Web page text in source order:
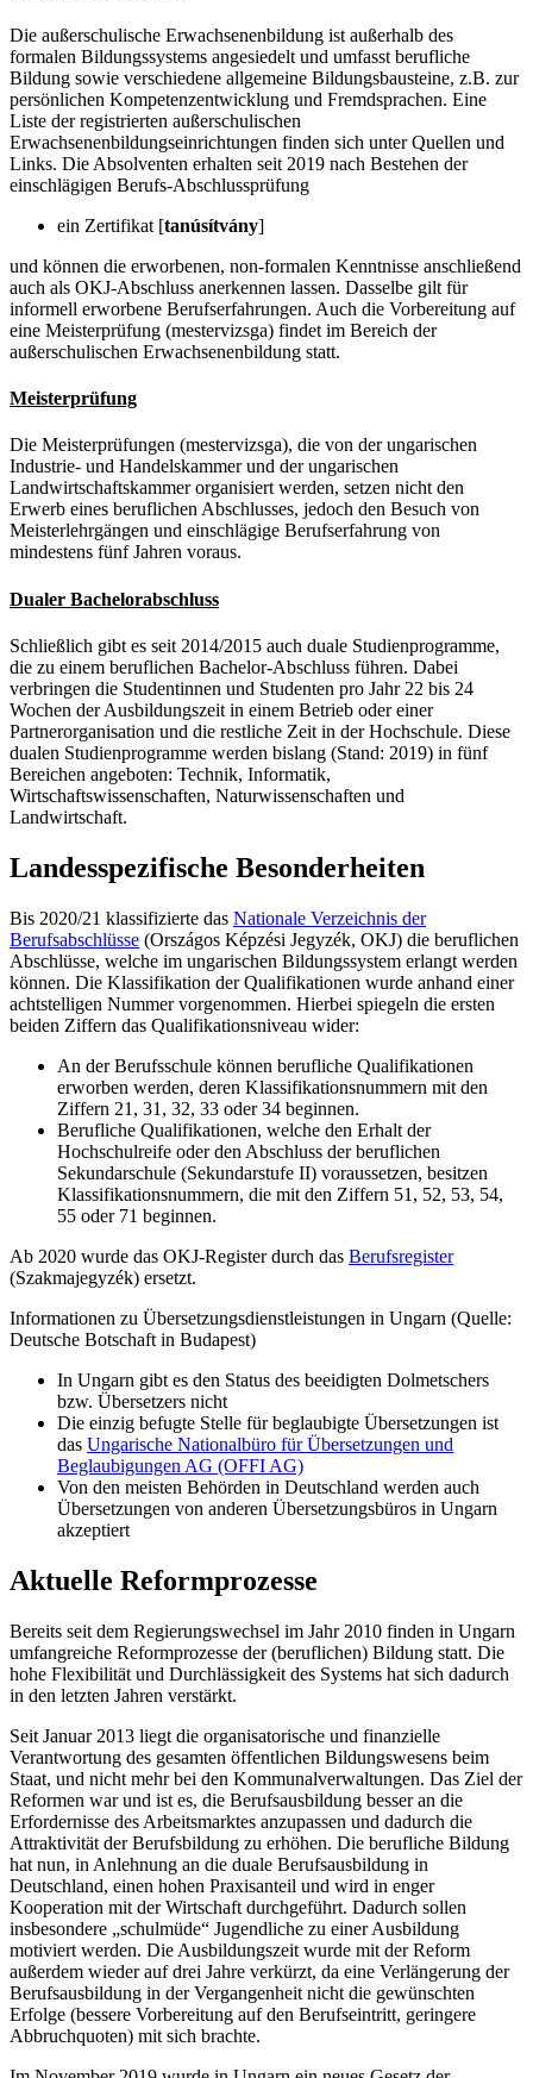
Die außerschulische Erwachsenenbildung ist außerhalb des
formalen Bildungssystems angesiedelt und umfasst berufliche
Bildung sowie verschiedene allgemeine Bildungsbausteine, z.B. zur
persönlichen Kompetenzentwicklung und Fremdsprachen. Eine
Liste der registrierten außerschulischen
Erwachsenenbildungseinrichtungen finden sich unter Quellen und
Links. Die Absolventen erhalten seit 2019 nach Bestehen der
einschlägigen Berufs-Abschlussprüfung
ein Zertifikat [tanúsítvány]
und können die erworbenen, non-formalen Kenntnisse anschließend
auch als OKJ-Abschluss anerkennen lassen. Dasselbe gilt für
informell erworbene Berufserfahrungen. Auch die Vorbereitung auf
eine Meisterprüfung (mestervizsga) findet im Bereich der
außerschulischen Erwachsenenbildung statt.
Meisterprüfung
Die Meisterprüfungen (mestervizsga), die von der ungarischen
Industrie- und Handelskammer und der ungarischen
Landwirtschaftskammer organisiert werden, setzen nicht den
Erwerb eines beruflichen Abschlusses, jedoch den Besuch von
Meisterlehrgängen und einschlägige Berufserfahrung von
mindestens fünf Jahren voraus.
Dualer Bachelorabschluss
Schließlich gibt es seit 2014/2015 auch duale Studienprogramme,
die zu einem beruflichen Bachelor-Abschluss führen. Dabei
verbringen die Studentinnen und Studenten pro Jahr 22 bis 24
Wochen der Ausbildungszeit in einem Betrieb oder einer
Partnerorganisation und die restliche Zeit in der Hochschule. Diese
dualen Studienprogramme werden bislang (Stand: 2019) in fünf
Bereichen angeboten: Technik, Informatik,
Wirtschaftswissenschaften, Naturwissenschaften und
Landwirtschaft.
Landesspezifische Besonderheiten
Bis 2020/21 klassifizierte das Nationale Verzeichnis der
Berufsabschlüsse (Országos Képzési Jegyzék, OKJ) die beruflichen
Abschlüsse, welche im ungarischen Bildungssystem erlangt werden
können. Die Klassifikation der Qualifikationen wurde anhand einer
achtstelligen Nummer vorgenommen. Hierbei spiegeln die ersten
beiden Ziffern das Qualifikationsniveau wider:
An der Berufsschule können berufliche Qualifikationen
erworben werden, deren Klassifikationsnummern mit den
Ziffern 21, 31, 32, 33 oder 34 beginnen.
Berufliche Qualifikationen, welche den Erhalt der
Hochschulreife oder den Abschluss der beruflichen
Sekundarschule (Sekundarstufe II) voraussetzen, besitzen
Klassifikationsnummern, die mit den Ziffern 51, 52, 53, 54,
55 oder 71 beginnen.
Ab 2020 wurde das OKJ-Register durch das Berufsregister
(Szakmajegyzék) ersetzt.
Informationen zu Übersetzungsdienstleistungen in Ungarn (Quelle:
Deutsche Botschaft in Budapest)
In Ungarn gibt es den Status des beeidigten Dolmetschers
bzw. Übersetzers nicht
Die einzig befugte Stelle für beglaubigte Übersetzungen ist
das Ungarische Nationalbüro für Übersetzungen und
Beglaubigungen AG (OFFI AG)
Von den meisten Behörden in Deutschland werden auch
Übersetzungen von anderen Übersetzungsbüros in Ungarn
akzeptiert
Aktuelle Reformprozesse
Bereits seit dem Regierungswechsel im Jahr 2010 finden in Ungarn
umfangreiche Reformprozesse der (beruflichen) Bildung statt. Die
hohe Flexibilität und Durchlässigkeit des Systems hat sich dadurch
in den letzten Jahren verstärkt.
Seit Januar 2013 liegt die organisatorische und finanzielle
Verantwortung des gesamten öffentlichen Bildungswesens beim
Staat, und nicht mehr bei den Kommunalverwaltungen. Das Ziel der
Reformen war und ist es, die Berufsausbildung besser an die
Erfordernisse des Arbeitsmarktes anzupassen und dadurch die
Attraktivität der Berufsbildung zu erhöhen. Die berufliche Bildung
hat nun, in Anlehnung an die duale Berufsausbildung in
Deutschland, einen hohen Praxisanteil und wird in enger
Kooperation mit der Wirtschaft durchgeführt. Dadurch sollen
insbesondere „schulmüde“ Jugendliche zu einer Ausbildung
motiviert werden. Die Ausbildungszeit wurde mit der Reform
außerdem wieder auf drei Jahre verkürzt, da eine Verlängerung der
Berufsausbildung in der Vergangenheit nicht die gewünschten
Erfolge (bessere Vorbereitung auf den Berufseintritt, geringere
Abbruchquoten) mit sich brachte.